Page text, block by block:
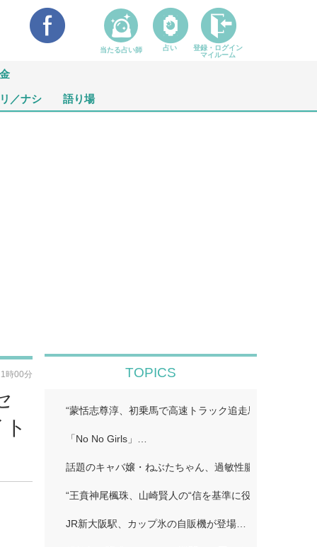
／ナシ 語り場
時00分 TOPICS
“蒙恬志尊淳、初乗馬で高速トラック追走馬シーン増加…
「No No Girls」…
話題のキャバ嬢・ねぶたちゃん、過敏性腸症候群に苦
“王賁神尾楓珠、山崎賢人の“信を基準に役作り「蟻が
JR新大阪駅、カップ氷の自販機が登場…
当たる占い師 占い
登録・ログイン
マイルーム